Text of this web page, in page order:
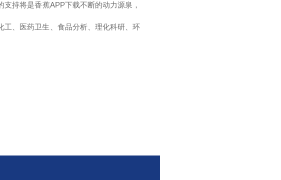
持将是香蕉APP下载不断的动力源泉，
工、医药卫生、食品分析、理化科研、环